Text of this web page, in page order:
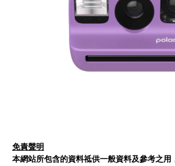
免責聲明
本網站所包含的資料祗供一般資料及參考之用